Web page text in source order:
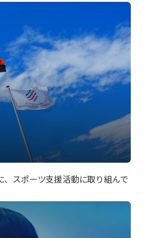
スポーツ支援活動に取り組んで